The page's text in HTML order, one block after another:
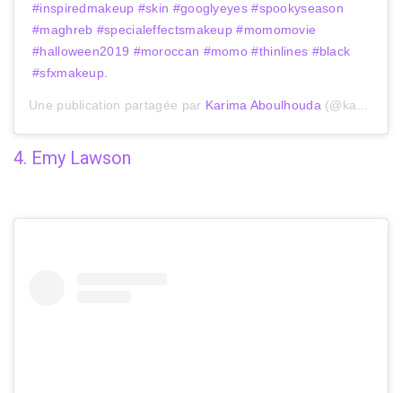
#inspiredmakeup #skin #googlyeyes #spookyseason
#maghreb #specialeffectsmakeup #momomovie
#halloween2019 #moroccan #momo #thinlines #black
#sfxmakeup.
Une publication partagée par Karima Aboulhouda(@karimaaboulhouda) le
4. Emy Lawson